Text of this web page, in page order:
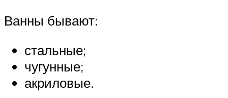
Ванны бывают:
стальные;
чугунные;
акриловые.